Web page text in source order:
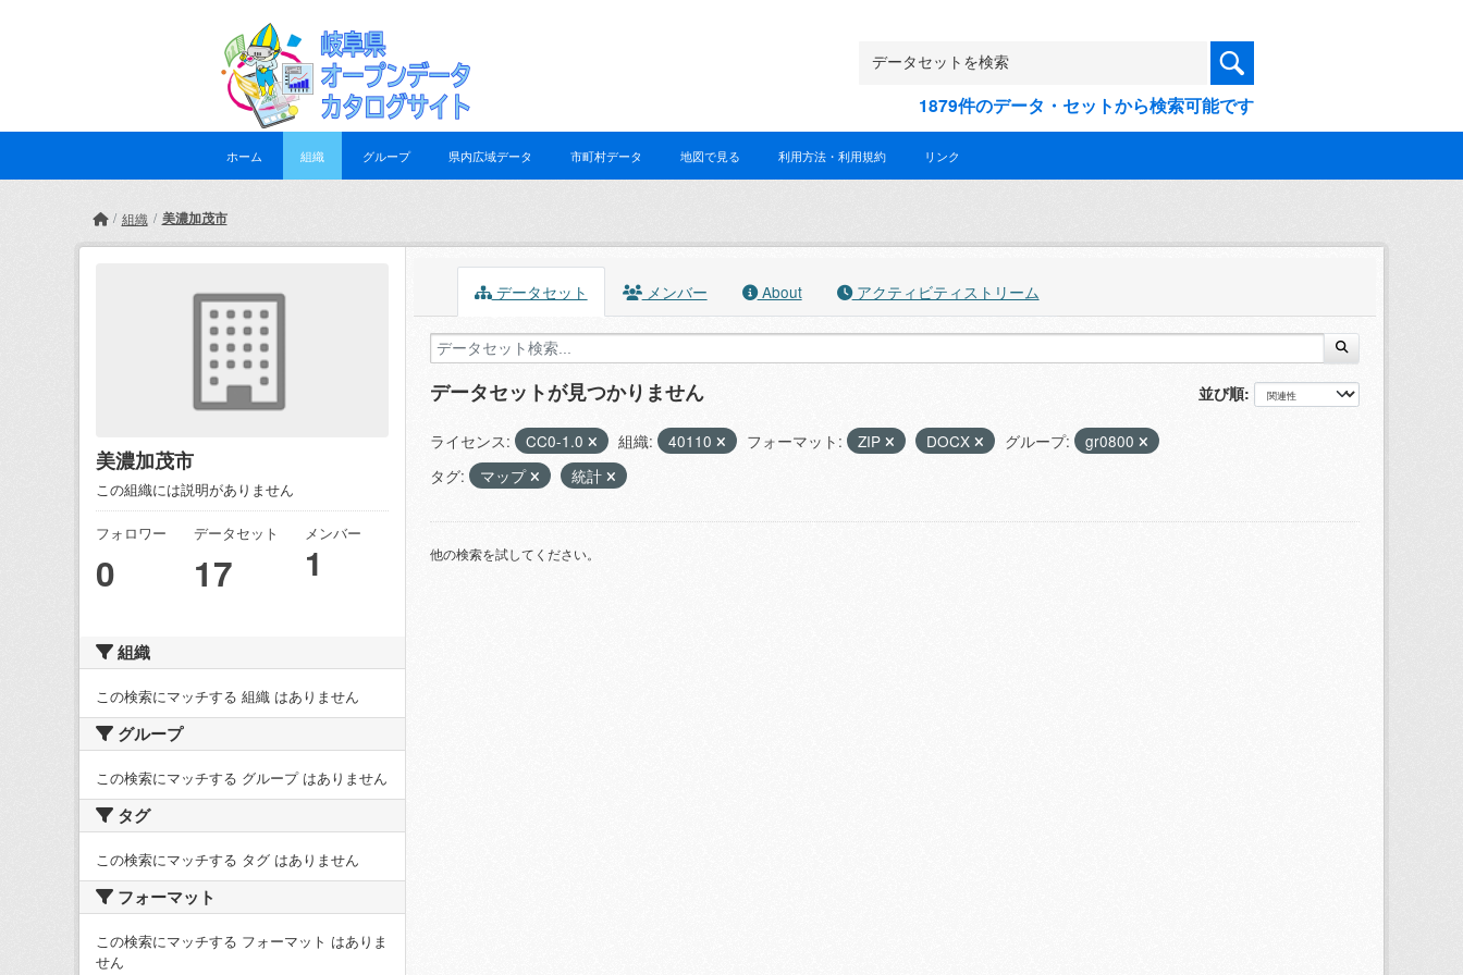
1879件のデータ・セットから検索可能です
ホーム 組織 グループ 県内広域データ 市町村データ 地図で見る 利用方法・利用規約 リンク
組織 美濃加茂市
美濃加茂市
この組織には説明がありません
フォロワー
0
データセット
17
メンバー
1
組織
この検索にマッチする 組織 はありません
グループ
この検索にマッチする グループ はありません
タグ
この検索にマッチする タグ はありません
フォーマット
この検索にマッチする フォーマット はありま
せん
データセット メンバー About アクティビティストリーム
並び順
データセットが見つかりません
ライセンス: CC0-1.0 組織: 40110 フォーマット: ZIP DOCX グループ:
gr0800
タグ:
マップ 統計
他の検索を試してください。